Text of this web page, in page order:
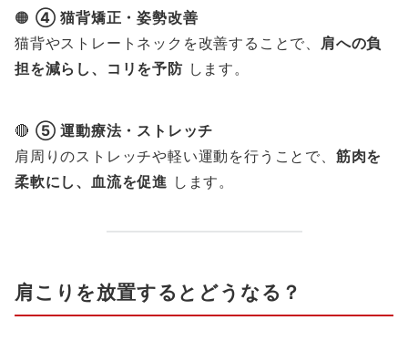
🟠 ④ 猫背矯正・姿勢改善
猫背やストレートネックを改善することで、 肩への負
担を減らし、コリを予防 します。
🔴 ⑤ 運動療法・ストレッチ
肩周りのストレッチや軽い運動を行うことで、 筋肉を
柔軟にし、血流を促進 します。
肩こりを放置するとどうなる？